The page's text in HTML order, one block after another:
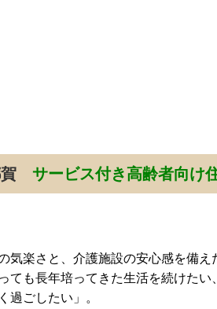
賀 サービス付き高齢者向け
気楽さと、介護施設の安心感を備え
ても長年培ってきた生活を続けたい
ごしたい」。